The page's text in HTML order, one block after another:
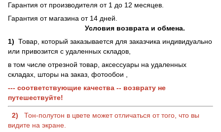
Гарантия от производителя от 1 до 12 месяцев.
Гарантия от магазина от 14 дней.
Условия возврата и обмена.
1) Товар, который заказывается для заказчика индивидуально
или привозится с удаленных складов,
в том числе отрезной товар, аксессуары на удаленных
складах, шторы на заказ, фотообои ,
--- соответствующие качества -- возврату не
путешествуйте!
2)
Тон-полутон в цвете может отличаться от того, что вы
видите на экране.